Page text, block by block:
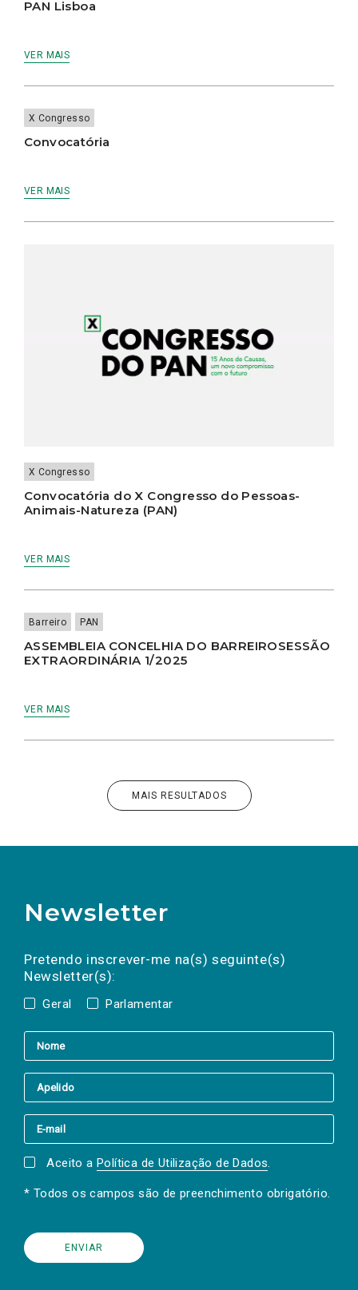
PAN Lisboa
VER MAIS
X Congresso
Convocatória
VER MAIS
X Congresso
Convocatória do X Congresso do Pessoas-
Animais-Natureza (PAN)
VER MAIS
Barreiro PAN
ASSEMBLEIA CONCELHIA DO BARREIROSESSÃO
EXTRAORDINÁRIA 1/2025
VER MAIS
MAIS RESULTADOS
Newsletter
Pretendo inscrever-me na(s) seguinte(s)
Newsletter(s):
Geral Parlamentar
a(s) newsletter(s).
mail
Aceito a Política de Utilização de Dados.
* Todos os campos são de preenchimento obrigatório.